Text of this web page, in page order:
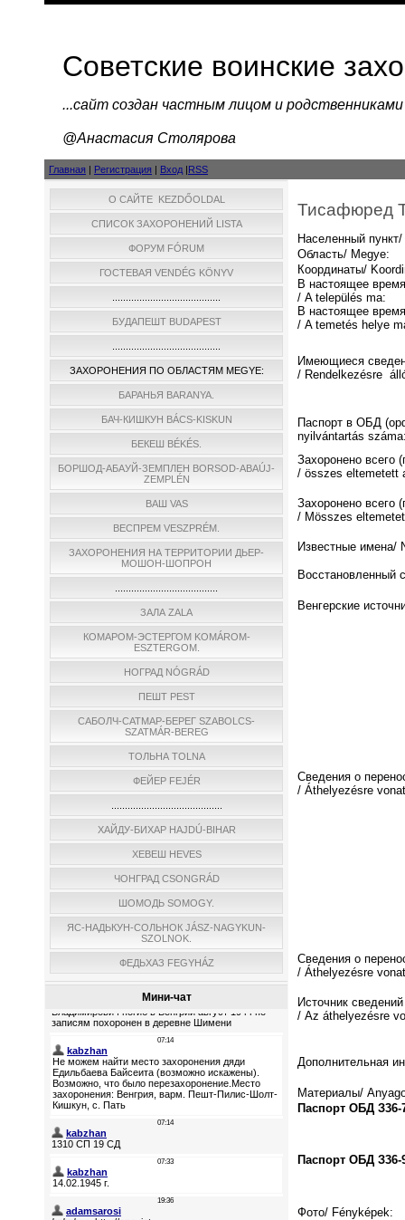
Советские воинские
...cайт создан частным лицом и
@Анастасия Столярова
Главная | Регистрация | Вход |RSS
О САЙТЕ KEZDŐOLDAL
СПИСОК ЗАХОРОНЕНИЙ LISTA
ФОРУМ FÓRUM
ГОСТЕВАЯ VENDÉG KÖNYV
БУДАПЕШТ BUDAPEST
ЗАХОРОНЕНИЯ ПО ОБЛАСТЯМ MEGYE:
БАРАНЬЯ BARANYA.
БАЧ-КИШКУН BÁCS-KISKUN
БЕКЕШ BÉKÉS.
БОРШОД-АБАУЙ-ЗЕМПЛЕН BORSOD-ABAÚJ-
ZEMPLÉN
ВАШ VAS
ВЕСПРЕМ VESZPRÉM.
ЗАХОРОНЕНИЯ НА ТЕРРИТОРИИ ДЬЕР-
МОШОН-ШОПРОН
ЗАЛА ZALA
КОМАРОМ-ЭСТЕРГОМ KOMÁROM-
ESZTERGOM.
НОГРАД NÓGRÁD
ПЕШТ PEST
САБОЛЧ-САТМАР-БЕРЕГ SZABOLCS-
SZATMÁR-BEREG
ТОЛЬНА TOLNA
ФЕЙЕР FEJÉR
ХАЙДУ-БИХАР HAJDÚ-BIHAR
ХЕВЕШ HEVES
ЧОНГРАД CSONGRÁD
ШОМОДЬ SOMOGY.
ЯС-НАДЬКУН-СОЛЬНОК JÁSZ-NAGYKUN-
SZOLNOK.
ФЕДЬХАЗ FEGYHÁZ
Мини-чат
Тисафюред
Населенный
Область/ Megye:
Координаты/
В настоящее
/ A település ma:
В настоящее
/ A temetés helye
Имеющиеся
/ Rendelkezésre
Паспорт в ОБД
nyilvántartás
Захоронено всего
/ összes eltemetett
Захоронено всего
/ Мösszes
Известные имена/
Восстановленный
Венгерские
Сведения о
/ Áthelyezésre
Сведения о
/ Áthelyezésre
Источник
/ Az áthelyezésre
Дополнительная
Материалы/
Паспорт ОБД З36-
Паспорт ОБД З36-
Фото/ Fényképek: